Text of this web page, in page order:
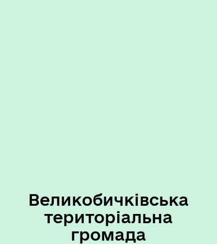
Великобичківська
територіальна
громада